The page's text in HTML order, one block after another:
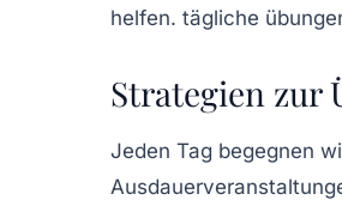
Strategien zur
Jeden Tag begegnen